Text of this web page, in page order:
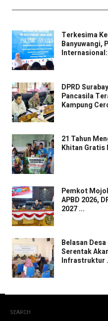
Terkesima
Banyuwangi,
DPRD
Pancasila
Kampung
21 Tahun
Khitan Gratis
Pemkot
APBD 2026,
2027 ...
Belasan
Serentak
Infrastruktur
SEARCH